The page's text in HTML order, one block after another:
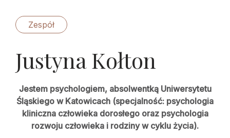
Zespół
Justyna Kołton
Jestem psychologiem, absolwentką Uniwersytetu
Śląskiego w Katowicach (specjalność: psychologia
kliniczna człowieka dorosłego oraz psychologia
rozwoju człowieka i rodziny w cyklu życia).